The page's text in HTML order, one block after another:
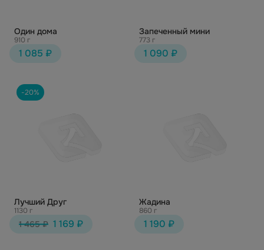
Один дома
910 г
1 085 ₽
Запеченный мини
773 г
1 090 ₽
-20%
Лучший Друг
1130 г
1 465 ₽ 1 169 ₽
Жадина
860 г
1 190 ₽